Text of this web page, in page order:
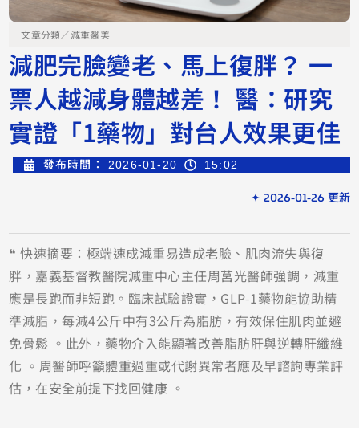
文章分類／減重醫美
減肥完臉變老、馬上復胖？ 一
票人越減身體越差！ 醫：研究
實證「1藥物」對台人效果更佳
發布時間： 2026-01-20 15:02
✦ 2026-01-26 更新
❝ 快速摘要：極端速成減重易造成老臉、肌肉流失與復
胖，嘉義基督教醫院減重中心主任周莒光醫師強調，減重
應是長跑而非短跑。臨床試驗證實，GLP-1藥物能協助精
準減脂，每減4公斤中有3公斤為脂肪，有效保住肌肉並避
免骨鬆 。此外，藥物介入能顯著改善脂肪肝與逆轉肝纖維
化 。周醫師呼籲體重過重或代謝異常者應及早諮詢專業評
估，在安全前提下找回健康 。